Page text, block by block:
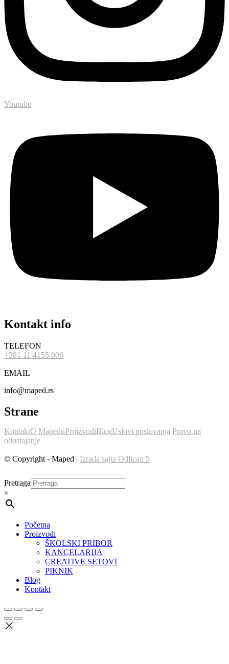
Youtube
Kontakt info
TELEFON
+381 11 4155 006
EMAIL
info@maped.rs
Strane
KontaktO MapeduProizvodiBlogUslovi poslovanja Pravo na
odustajanje
© Copyright - Maped | Izrada sajta Odlican 5
Pretraga
×
Početna
Proizvodi
ŠKOLSKI PRIBOR
KANCELARIJA
CREATIVE SETOVI
PIKNIK
Blog
Kontakt